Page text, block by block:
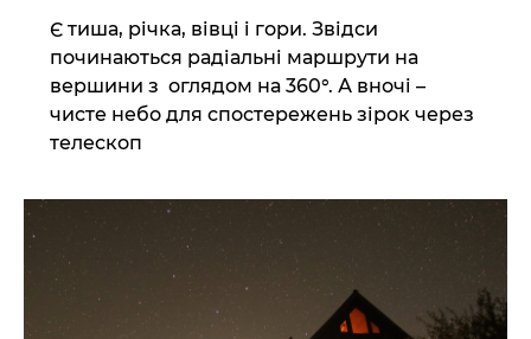
Є тиша, річка, вівці і гори. Звідси
починаються радіальні маршрути на
вершини з оглядом на 360°. А вночі –
чисте небо для спостережень зірок через
телескоп